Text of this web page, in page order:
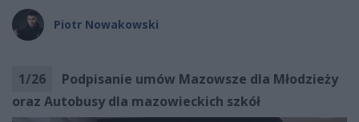
Piotr Nowakowski
1/26
Podpisanie umów Mazowsze dla Młodzieży
oraz Autobusy dla mazowieckich szkół